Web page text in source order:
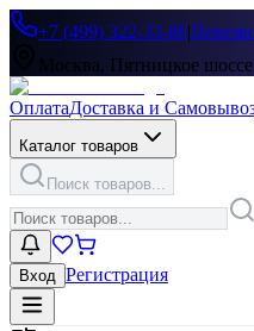
+7 (499) 322-33-86|
Москва, Пятницкое
ОплатаДоставка и
Каталог товаров
Поиск товаров...
Вход Регистрация